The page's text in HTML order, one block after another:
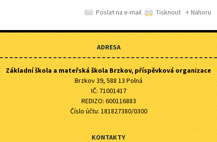
Poslat na e-mail Tisknout ↑ Nahoru
ADRESA
Základní škola a mateřská škola Brzkov, příspěvková organizace
Brzkov 39, 588 13 Polná
IČ: 71001417
REDIZO: 600116883
Číslo účtu: 181827380/0300
KONTAKTY